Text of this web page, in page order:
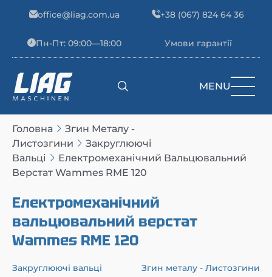
office@liag.com.ua +38 (067) 824 64 36
Пн-Пт: 09:00—18:00 Умови гарантії
Main Navigation MENU
Головна
Згин Металу -
Листозгини
Закруглюючі
Вальці
Електромеханічний Вальцювальний
Верстат Wammes RME 120
Електромеханічний
вальцювальний верстат
Wammes RME 120
Закруглюючі вальці Згин металу - Листозгини